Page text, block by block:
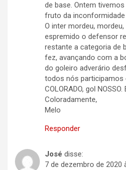
de base. Ontem
fruto da
O inter mordeu,
espremido o defensor
restante a categoria de
fez, avançando com a
do goleiro adverário
todos nós participamos
COLORADO, gol
Coloradamente,
Melo
Responder
José disse:
7 de dezembro de 2020